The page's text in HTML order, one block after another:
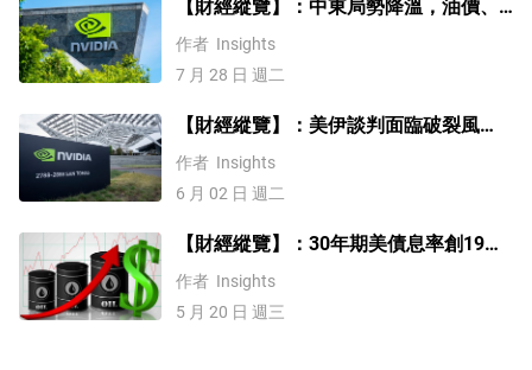
【財經縱覽】：中東局勢降溫，油價、
美股齊跌！費半指數跌超2%、輝達挫近
5%！
作者 Insights
7 月 28 日 週二
【財經縱覽】：美伊談判面臨破裂風
險，WTI原油漲超5%，美股延續漲勢、
輝達漲超6%！
作者 Insights
6 月 02 日 週二
【財經縱覽】：30年期美債息率創19年
新高！美元/日元七連漲，黃金跌破
4500、標普、納指三連跌
作者 Insights
5 月 20 日 週三